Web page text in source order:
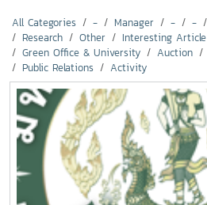
All Categories - Manager - -
Research
Other Interesting Article
Green Office & University
Auction
Public Relations
Activity